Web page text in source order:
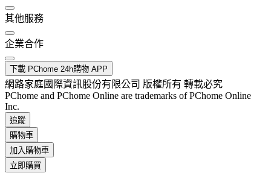
其他服務
企業合作
下載 PChome 24h購物 APP
網路家庭國際資訊股份有限公司 版權所有 轉載必究
PChome and PChome Online are trademarks of PChome Online
Inc.
追蹤
購物車
加入購物車
立即購買